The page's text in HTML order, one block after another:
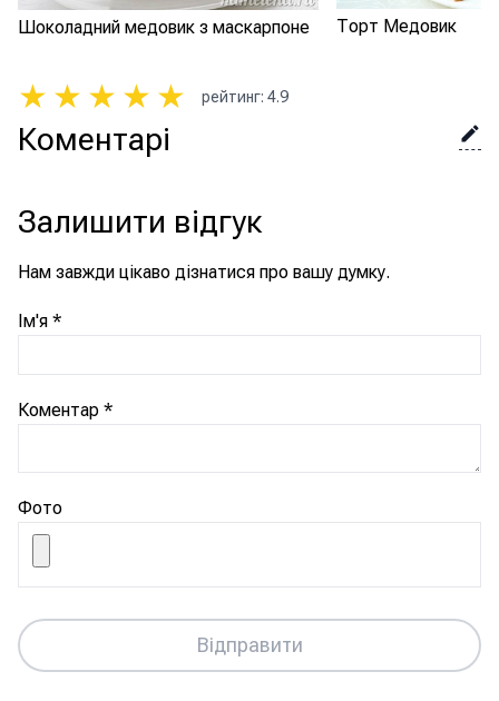
Шоколадний медовик з маскарпоне Торт Медовик
★ ★ ★ ★ ★ рейтинг: 4.9
Коментарі
Залишити відгук
Нам завжди цікаво дізнатися про вашу думку.
Ім'я *
Коментар *
Фото
Відправити